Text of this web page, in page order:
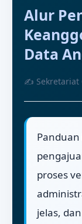
Alur
Data
✍ Sekretariat
proses
jelas,